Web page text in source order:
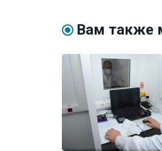
Вам также